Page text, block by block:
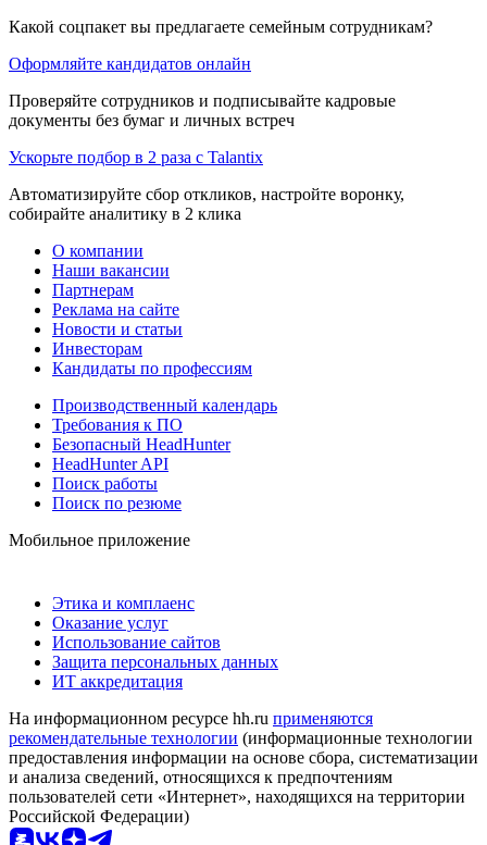
Какой соцпакет вы предлагаете семейным сотрудникам?
Оформляйте кандидатов онлайн
Проверяйте сотрудников и подписывайте кадровые
документы без бумаг и личных встреч
Ускорьте подбор в 2 раза с Talantix
Автоматизируйте сбор откликов, настройте воронку,
собирайте аналитику в 2 клика
О компании
Наши вакансии
Партнерам
Реклама на сайте
Новости и статьи
Инвесторам
Кандидаты по профессиям
Производственный календарь
Требования к ПО
Безопасный HeadHunter
HeadHunter API
Поиск работы
Поиск по резюме
Мобильное приложение
Этика и комплаенс
Оказание услуг
Использование сайтов
Защита персональных данных
ИТ аккредитация
На информационном ресурсе hh.ru применяются
рекомендательные технологии (информационные технологии
предоставления информации на основе сбора, систематизации
и анализа сведений, относящихся к предпочтениям
пользователей сети «Интернет», находящихся на территории
Российской Федерации)